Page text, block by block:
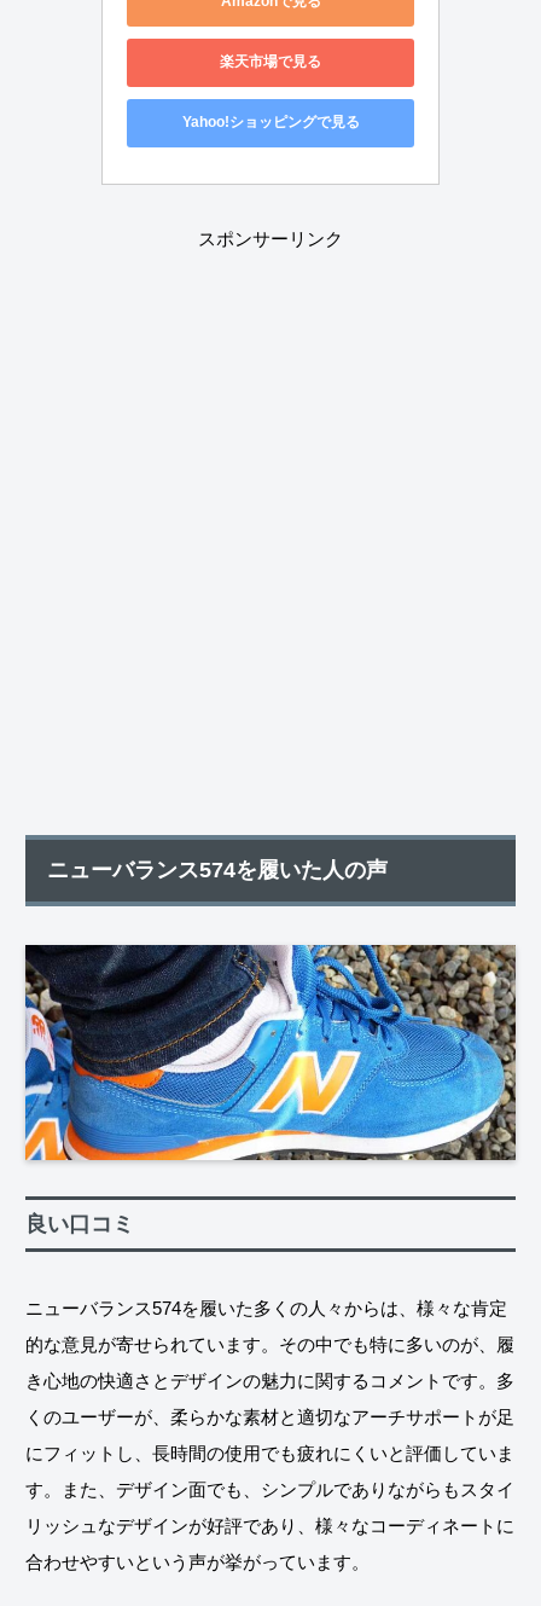
楽天市場で見る
Yahoo!ショッピングで見る
スポンサーリンク
ニューバランス574を履いた人の声
良い口コミ
ニューバランス574を履いた多くの人々からは、様々な肯定
的な意見が寄せられています。その中でも特に多いのが、履
き心地の快適さとデザインの魅力に関するコメントです。多
くのユーザーが、柔らかな素材と適切なアーチサポートが足
にフィットし、長時間の使用でも疲れにくいと評価していま
す。また、デザイン面でも、シンプルでありながらもスタイ
リッシュなデザインが好評であり、様々なコーディネートに
合わせやすいという声が挙がっています。